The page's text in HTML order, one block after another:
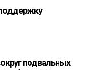
подвальных